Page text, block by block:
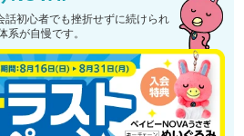
話初心者でも挫折せずに続けられ
系が自慢です。